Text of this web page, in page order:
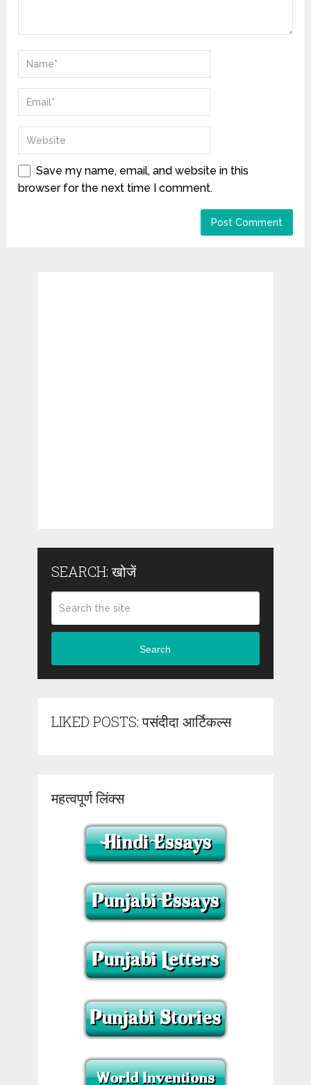
Save my name, email, and website in this
browser for the next time I comment.
SEARCH: खोजें
Search
LIKED POSTS: पसंदीदा आर्टिकल्स
महत्वपूर्ण लिंक्स